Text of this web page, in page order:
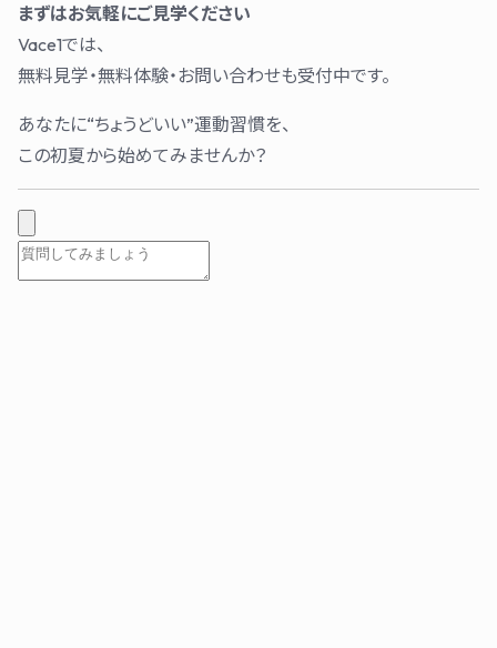
まずはお気軽にご見学ください
Vace1では、
無料見学・無料体験・お問い合わせも受付中です。
あなたに“ちょうどいい”運動習慣を、
この初夏から始めてみませんか？